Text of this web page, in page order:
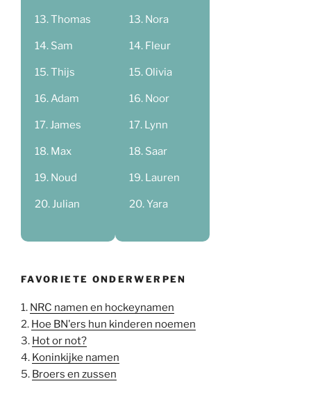
Thomas
Sam
Thijs
Adam
James
Max
Noud
Julian
Nora
Fleur
Olivia
Noor
Lynn
Saar
Lauren
Yara
FAVORIETE ONDERWERPEN
1. NRC namen en hockeynamen
2. Hoe BN'ers hun kinderen noemen
3. Hot or not?
4. Koninkijke namen
5. Broers en zussen